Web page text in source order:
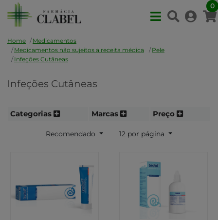
0
Home
Medicamentos
Medicamentos não sujeitos a receita médica
Pele
Infeções Cutâneas
Infeções Cutâneas
Categorias Marcas Preço
Recomendado 12 por página